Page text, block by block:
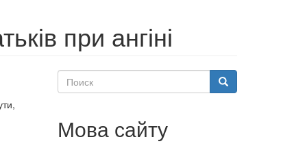
при ангіні
Поиск Поиск
Мова сайту